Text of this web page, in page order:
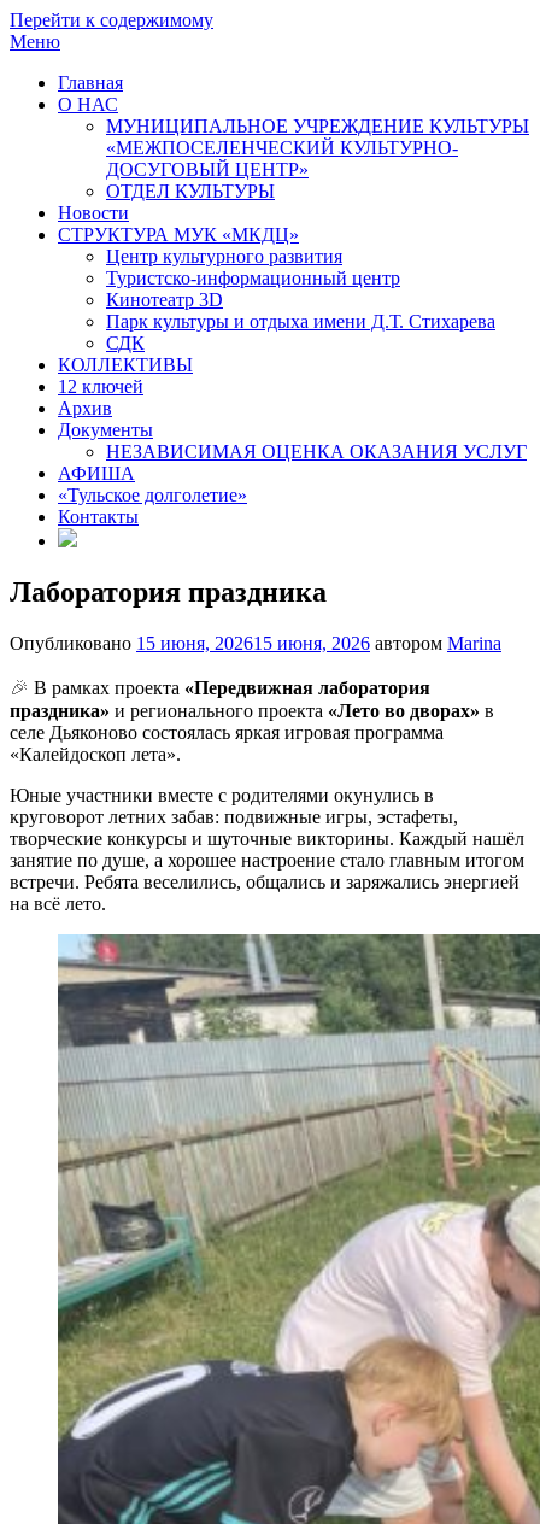
Перейти к содержимому
Меню
Главная
О НАС
МУНИЦИПАЛЬНОЕ УЧРЕЖДЕНИЕ КУЛЬТУРЫ
«МЕЖПОСЕЛЕНЧЕСКИЙ КУЛЬТУРНО-
ДОСУГОВЫЙ ЦЕНТР»
ОТДЕЛ КУЛЬТУРЫ
Новости
СТРУКТУРА МУК «МКДЦ»
Центр культурного развития
Туристско-информационный центр
Кинотеатр 3D
Парк культуры и отдыха имени Д.Т. Стихарева
СДК
КОЛЛЕКТИВЫ
12 ключей
Архив
Документы
НЕЗАВИСИМАЯ ОЦЕНКА ОКАЗАНИЯ УСЛУГ
АФИША
«Тульское долголетие»
Контакты
Лаборатория праздника
Опубликовано 15 июня, 202615 июня, 2026 автором Marina
🎉 В рамках проекта «Передвижная лаборатория
праздника» и регионального проекта «Лето во дворах» в
селе Дьяконово состоялась яркая игровая программа
«Калейдоскоп лета».
Юные участники вместе с родителями окунулись в
круговорот летних забав: подвижные игры, эстафеты,
творческие конкурсы и шуточные викторины. Каждый нашёл
занятие по душе, а хорошее настроение стало главным итогом
встречи. Ребята веселились, общались и заряжались энергией
на всё лето.